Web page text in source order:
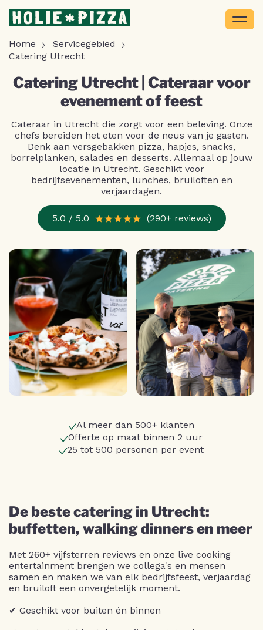
Home
Servicegebied
Catering Utrecht
Catering Utrecht | Cateraar voor
evenement of feest
Cateraar in Utrecht die zorgt voor een beleving. Onze
chefs bereiden het eten voor de neus van je gasten.
Denk aan versgebakken pizza, hapjes, snacks,
borrelplanken, salades en desserts. Allemaal op jouw
locatie in Utrecht. Geschikt voor
bedrijfsevenementen, lunches, bruiloften en
verjaardagen.
5.0 / 5.0 (290+ reviews)
Al meer dan 500+ klanten
Offerte op maat binnen 2 uur
25 tot 500 personen per event
De beste catering in Utrecht:
buffetten, walking dinners en meer
Met 260+ vijfsterren reviews en onze live cooking
entertainment brengen we collega's en mensen
samen en maken we van elk bedrijfsfeest, verjaardag
en bruiloft een onvergetelijk moment.
✔ Geschikt voor buiten én binnen